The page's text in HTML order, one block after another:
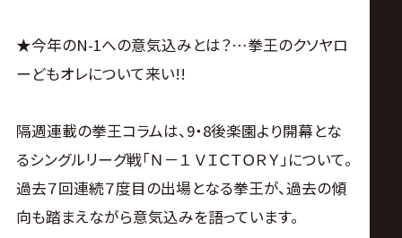
サ
イ
ト
★今年のN-1への意気込みとは？…拳王のクソヤロ
ーどもオレについて来い!!
隔週連載の拳王コラムは、9・8後楽園より開幕とな
るシングルリーグ戦「Ｎ－１ ＶＩＣＴＯＲＹ」について。
過去７回連続７度目の出場となる拳王が、過去の傾
向も踏まえながら意気込みを語っています。